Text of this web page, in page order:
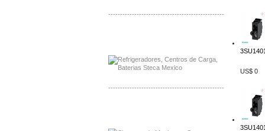
-------------------------------------------------
-------------------------------------------------
US$ 0